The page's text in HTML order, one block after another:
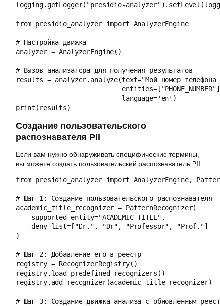
logging.getLogger("presidio-
from presidio_analyzer import AnalyzerEngine
# Настройка движка
analyzer = AnalyzerEngine()
# Вызов анализатора для получения результатов
results = analyzer.analyze(text="Мой номер телефона
                           language='en')
print(results)
Создание пользовательского
распознавателя PII
Если вам нужно обнаруживать специфические термины,
вы можете создать пользовательский распознаватель PII:
from presidio_analyzer import AnalyzerEngine,
# Шаг 1: Создание пользовательского распознавателя
academic_title_recognizer = PatternRecognizer(
    supported_entity="ACADEMIC_TITLE",
    deny_list=["Dr.", "Dr", "Professor", "Prof."]
)
# Шаг 2: Добавление его в реестр
registry = RecognizerRegistry()
registry.load_predefined_recognizers()
registry.add_recognizer(academic_title_recognizer)
# Шаг 3: Создание движка анализа с обновленным